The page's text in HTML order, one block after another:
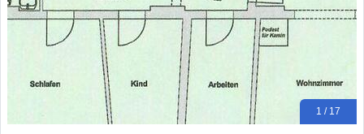
1 / 17